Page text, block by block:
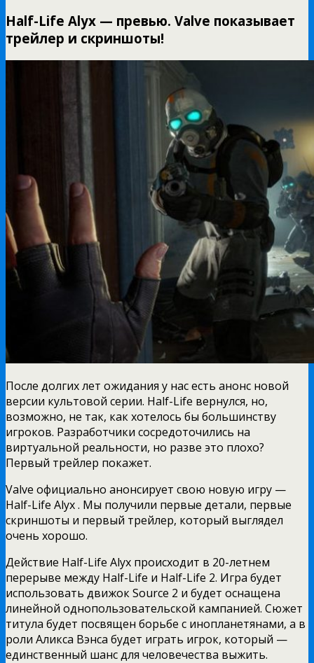
Half-Life Alyx — превью. Valve показывает
трейлер и скриншоты!
После долгих лет ожидания у нас есть анонс новой
версии культовой серии. Half-Life вернулся, но,
возможно, не так, как хотелось бы большинству
игроков. Разработчики сосредоточились на
виртуальной реальности, но разве это плохо?
Первый трейлер покажет.
Valve официально анонсирует свою новую игру —
Half-Life Alyx . Мы получили первые детали, первые
скриншоты и первый трейлер, который выглядел
очень хорошо.
Действие Half-Life Alyx происходит в 20-летнем
перерыве между Half-Life и Half-Life 2. Игра будет
использовать движок Source 2 и будет оснащена
линейной однопользовательской кампанией. Сюжет
титула будет посвящен борьбе с инопланетянами, а в
роли Аликса Вэнса будет играть игрок, который —
единственный шанс для человечества выжить.